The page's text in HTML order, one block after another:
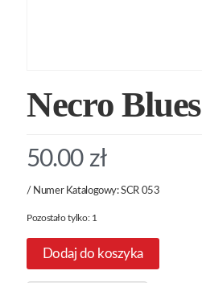
Necro Blues
50.00 zł
/ Numer Katalogowy: SCR 053
Pozostało tylko: 1
Dodaj do koszyka